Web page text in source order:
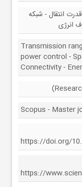
انتقال - شبکه
انرژی
Transmission
power control -
Connectivity -
Scopus - Master
https://doi.org/
https://